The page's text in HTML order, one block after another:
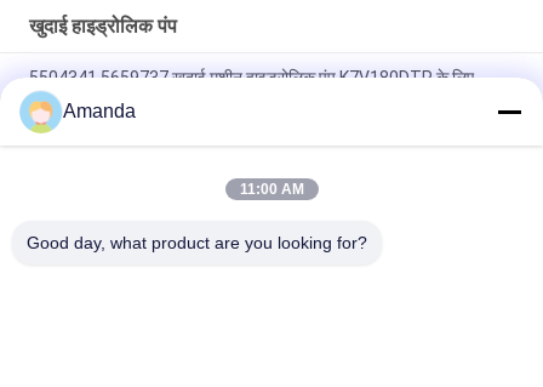
खुदाई हाइड्रोलिक पंप
5504341 5659737 खुदाई मशीन हाइड्रोलिक पंप K7V180DTP के लिए
E336 E336GC 380DK
5319886 531-9886 TQ हाइड्रोलिक पंप, 320GC 323GC हाइड्रोलिक पंप
Amanda
11:00 AM
Good day, what product are you looking for?